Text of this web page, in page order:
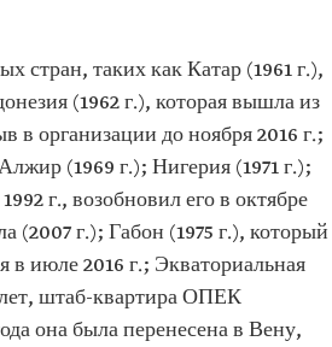
стран, таких как Катар (1961 г.),
(1962 г.), которая вышла из
в организации до ноября 2016 г.;
(1969 г.); Нигерия (1971 г.);
г., возобновил его в октябре
(2007 г.); Габон (1975 г.), который
в июле 2016 г.; Экваториальная
лет, штаб-квартира ОПЕК
она была перенесена в Вену,